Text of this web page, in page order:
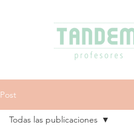
Post
Todas las publicaciones